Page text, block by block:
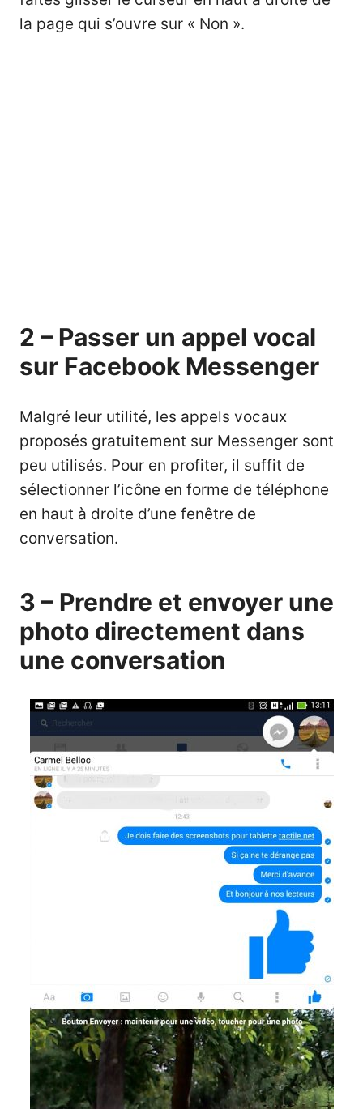
la page qui s’ouvre sur « Non ».
2 – Passer un appel vocal
sur Facebook Messenger
Malgré leur utilité, les appels vocaux
proposés gratuitement sur Messenger sont
peu utilisés. Pour en profiter, il suffit de
sélectionner l’icône en forme de téléphone
en haut à droite d’une fenêtre de
conversation.
3 – Prendre et envoyer une
photo directement dans
une conversation